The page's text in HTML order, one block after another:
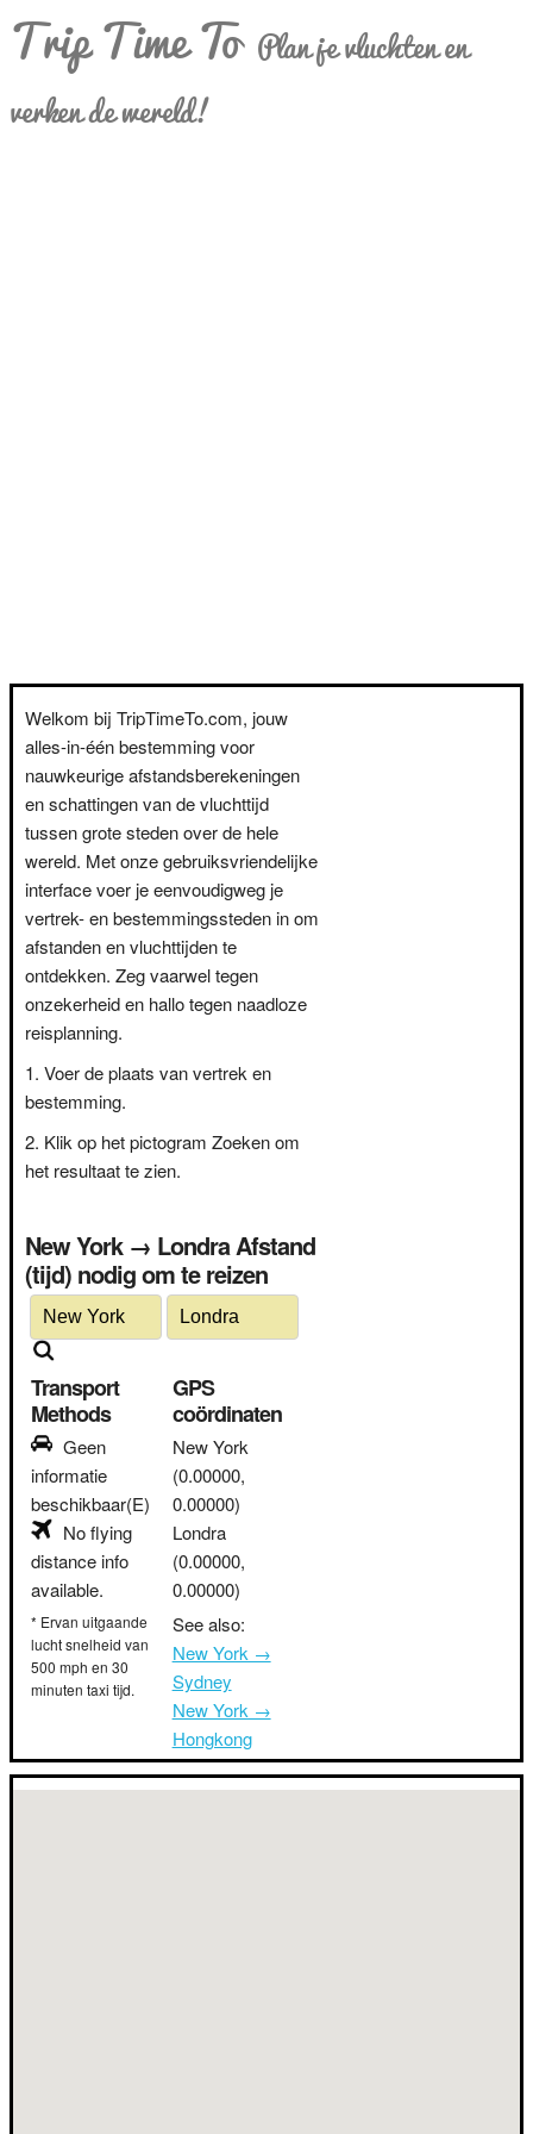
Trip Time To Plan je vluchten en
verken de wereld!
Welkom bij TripTimeTo.com, jouw
alles-in-één bestemming voor
nauwkeurige afstandsberekeningen
en schattingen van de vluchttijd
tussen grote steden over de hele
wereld. Met onze gebruiksvriendelijke
interface voer je eenvoudigweg je
vertrek- en bestemmingssteden in om
afstanden en vluchttijden te
ontdekken. Zeg vaarwel tegen
onzekerheid en hallo tegen naadloze
reisplanning.
Voer de plaats van vertrek en
bestemming.
Klik op het pictogram Zoeken om
het resultaat te zien.
New York → Londra Afstand
(tijd) nodig om te reizen
Transport
Methods
Geen
informatie
beschikbaar(E)
No flying
distance info
available.
* Ervan uitgaande
lucht snelheid van
500 mph en 30
minuten taxi tijd.
GPS
coördinaten
New York
(0.00000,
0.00000)
Londra
(0.00000,
0.00000)
See also:
New York →
Sydney
New York →
Hongkong